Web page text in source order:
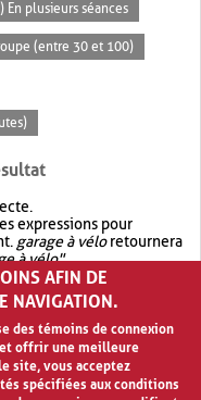
En plusieurs séances
(entre 30 et 100)
expressions pour
garage à véloretournera
à vélo".
avec OR.garage OR vélo
quegarage à vélo
AFIN DE
NAVIGATION.
des témoins de connexion
offrir une meilleure
site, vous acceptez
spécifiées aux conditions